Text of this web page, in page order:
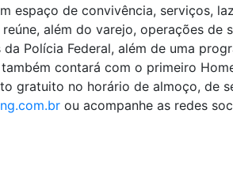
espaço de convivência, serviços,
além do varejo, operações
Polícia Federal, além de uma
contará com o primeiro
gratuito no horário de almoço, de
ou acompanhe as redes